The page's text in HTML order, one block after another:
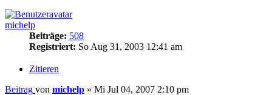
michelp
Beiträge: 508
Registriert: So Aug 31, 2003 12:41 am
Zitieren
Beitrag von michelp » Mi Jul 04, 2007 2:10 pm